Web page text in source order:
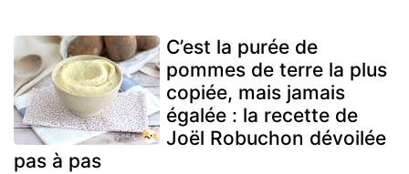
C’est la purée de
pommes de terre la plus
copiée, mais jamais
égalée : la recette de
Joël Robuchon dévoilée
pas à pas